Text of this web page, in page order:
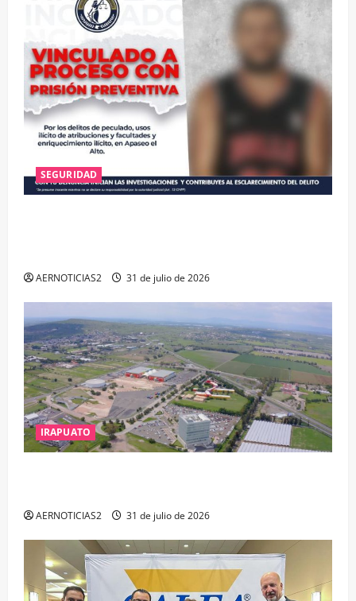
SEGURIDAD
AERNOTICIAS2 31 de julio de 2026
IRAPUATO
AERNOTICIAS2 31 de julio de 2026